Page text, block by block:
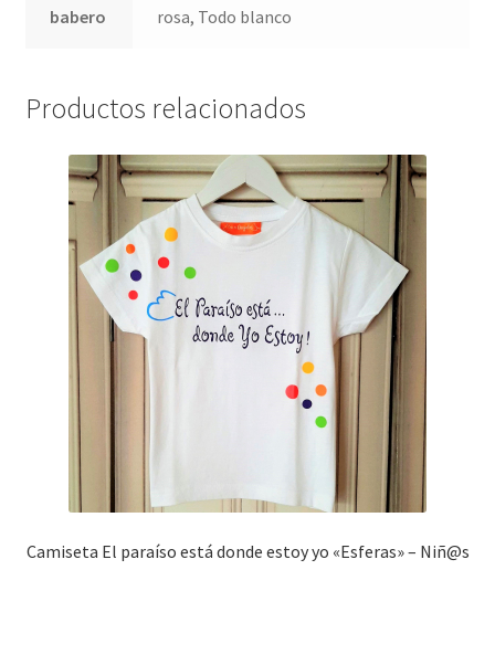
babero
rosa, Todo blanco
Productos relacionados
Camiseta El paraíso está donde estoy yo «Esferas» – Niñ@s